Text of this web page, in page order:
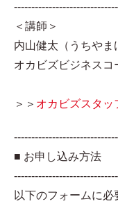
＜講師＞
内山健太（うちやま
オカビズビジネス
＞＞ オカビズスタッ
■ お申し込み方法
以下のフォームに必